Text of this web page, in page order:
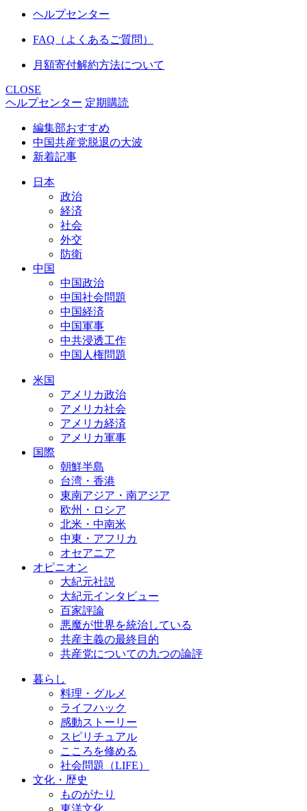
ヘルプセンター
FAQ（よくあるご質問）
月額寄付解約方法について
CLOSE
ヘルプセンター 定期購読
編集部おすすめ
中国共産党脱退の大波
新着記事
日本
政治
経済
社会
外交
防衛
中国
中国政治
中国社会問題
中国経済
中国軍事
中共浸透工作
中国人権問題
米国
アメリカ政治
アメリカ社会
アメリカ経済
アメリカ軍事
国際
朝鮮半島
台湾・香港
東南アジア・南アジア
欧州・ロシア
北米・中南米
中東・アフリカ
オセアニア
オピニオン
大紀元社説
大紀元インタビュー
百家評論
悪魔が世界を統治している
共産主義の最終目的
共産党についての九つの論評
暮らし
料理・グルメ
ライフハック
感動ストーリー
スピリチュアル
こころを修める
社会問題（LIFE）
文化・歴史
ものがたり